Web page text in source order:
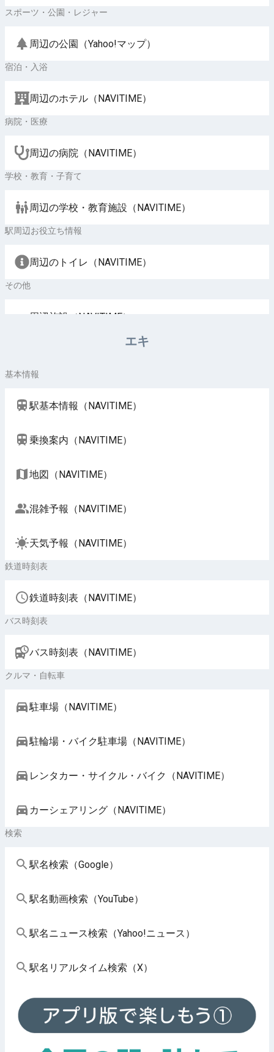
スポーツ・公園・レジャー
周辺の公園（Yahoo!マップ）
宿泊・入浴
周辺のホテル（NAVITIME）
病院・医療
周辺の病院（NAVITIME）
学校・教育・子育て
周辺の学校・教育施設（NAVITIME）
駅周辺お役立ち情報
周辺のトイレ（NAVITIME）
その他
周辺施設（NAVITIME）
エキ
基本情報
駅基本情報（NAVITIME）
乗換案内（NAVITIME）
地図（NAVITIME）
混雑予報（NAVITIME）
天気予報（NAVITIME）
鉄道時刻表
鉄道時刻表（NAVITIME）
バス時刻表
バス時刻表（NAVITIME）
クルマ・自転車
駐車場（NAVITIME）
駐輪場・バイク駐車場（NAVITIME）
レンタカー・サイクル・バイク（NAVITIME）
カーシェアリング（NAVITIME）
検索
駅名検索（Google）
駅名動画検索（YouTube）
駅名ニュース検索（Yahoo!ニュース）
駅名リアルタイム検索（X）